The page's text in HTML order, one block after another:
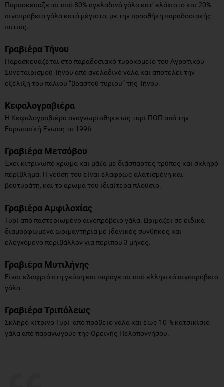
Παρασκευάζεται από 80% αγελαδινό γάλα κατ’ ελάχιστο και 20%
αιγοπρόβειο γάλα κατά μέγιστο, με την προσθήκη παραδοσιακής
πυτιάς.
Γραβιέρα Τήνου
Παρασκευάζεται στο παραδοσιακό τυροκομείο του Αγροτικού
Συνεταιρισμού Τήνου από αγελαδινό γάλα και αποτελεί την
εξέλιξη του παλιού “βραστού τυριού” της Τήνου.
Κεφαλογραβιέρα
Η Κεφαλογραβιέρα αναγνωρίσθηκε ως τυρί ΠΟΠ από την
Ευρωπαϊκή Ένωση το 1996
Γραβιέρα Μετσόβου
Έχει κιτρινωπό χρώμα και μάζα με διάσπαρτες τρύπες και σκληρό
περίβλημα. Η γεύση του είναι ελαφρώς αλατισμένη και
βουτυράτη, και το άρωμα του ιδιαίτερα πλούσιο.
Γραβιέρα Αμφιλοχίας
Τυρί από παστεριωμένο αιγοπρόβειο γάλα. Ωριμάζει σε ειδικά
διαμορφωμένα ωριμαντήρια με ιδανικές συνθήκες και
ελεγχόμενο περιβάλλον για περίπου 3 μήνες.
Γραβιέρα Μυτιλήνης
Είναι ελαφριά στη γεύση και παράγεται από ελληνικό αιγοπρόβειο
γάλα
Γραβιέρα Τριπόλεως
Σκληρό κίτρινο Τυρί από πρόβειο γάλα και έως 10 % κατσικίσιο
γάλα από παραγωγούς της Ορεινής Πελοποννήσου.